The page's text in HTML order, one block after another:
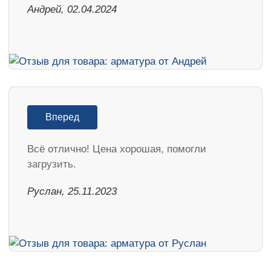
Андрей, 02.04.2024
Вперед
Всё отлично! Цена хорошая, помогли
загрузить.
Руслан, 25.11.2023